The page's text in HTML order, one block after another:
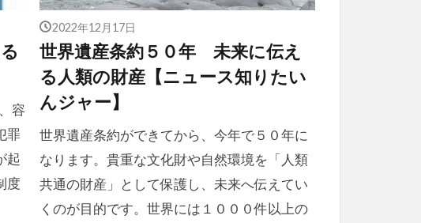
容
罪
起
度
2022年12月17日
世界遺産条約５０年 未来に伝え
る人類の財産【ニュース知りたい
んジャー】
世界遺産条約ができてから、今年で５０年に
なります。貴重な文化財や自然環境を「人類
共通の財産」として保護し、未来へ伝えてい
くのが目的です。世界には１０００件以上の